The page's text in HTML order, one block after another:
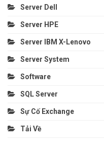
Server Dell
Server HPE
Server IBM X-Lenovo
Server System
Software
SQL Server
Sự Cố Exchange
Tải Về